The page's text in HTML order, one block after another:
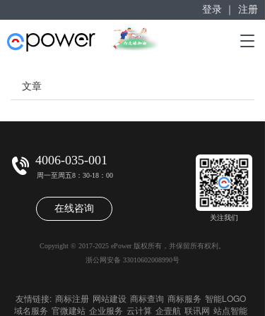
T
l
n
v
i
g
a
t
赋能“大众创业”
掘金万亿企业服务市场！
登录 ｜ 注册
文章
4006-035-001
周一至周五8：30-18：00
在线咨询
关注我们
Copyright © 2017-2025 ePower 版权所有，并保留所有权利。
浙公网安备 33010602008990号
友情链接: 商标注册 网站建设 商标查询 商标服务 智能LOGO
域名服务 官微建站 企业服务 云计算 企壹航 联讯网 站点智能